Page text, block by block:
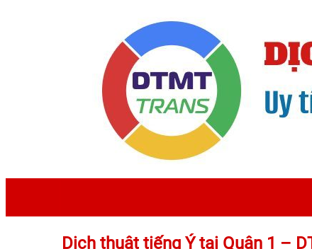
Dịch thuật tiếng Ý tại Quận 1 –